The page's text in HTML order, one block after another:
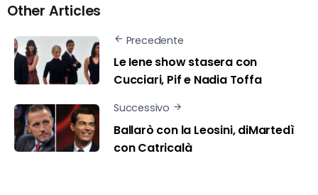
Other Articles
Precedente
Le Iene show stasera con
Cucciari, Pif e Nadia Toffa
Successivo
Ballarò con la Leosini, diMartedì
con Catricalà